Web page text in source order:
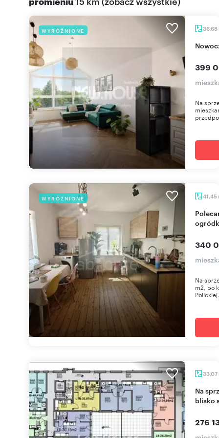
WYRÓŻNIONE 36,68
399
Na
WYRÓŻNIONE 41,45
Polecam 2-pokojowe mieszkanie po remoncie z
340
Na
m2, po
33,07
Na sprzedaż inwestycja w Policach: 33,07 m²
blisko
276